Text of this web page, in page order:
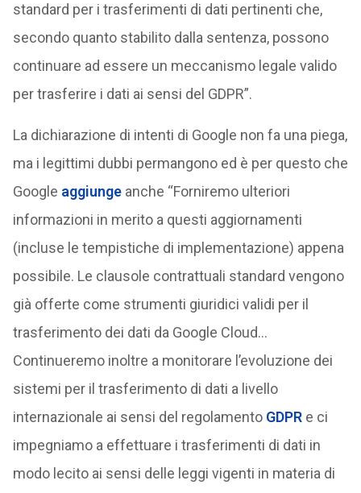
standard per i trasferimenti di dati pertinenti che,
secondo quanto stabilito dalla sentenza, possono
continuare ad essere un meccanismo legale valido
per trasferire i dati ai sensi del GDPR”.
La dichiarazione di intenti di Google non fa una piega,
ma i legittimi dubbi permangono ed è per questo che
Google aggiunge anche “Forniremo ulteriori
informazioni in merito a questi aggiornamenti
(incluse le tempistiche di implementazione) appena
possibile. Le clausole contrattuali standard vengono
già offerte come strumenti giuridici validi per il
trasferimento dei dati da Google Cloud…
Continueremo inoltre a monitorare l’evoluzione dei
sistemi per il trasferimento di dati a livello
internazionale ai sensi del regolamento GDPRe ci
impegniamo a effettuare i trasferimenti di dati in
modo lecito ai sensi delle leggi vigenti in materia di